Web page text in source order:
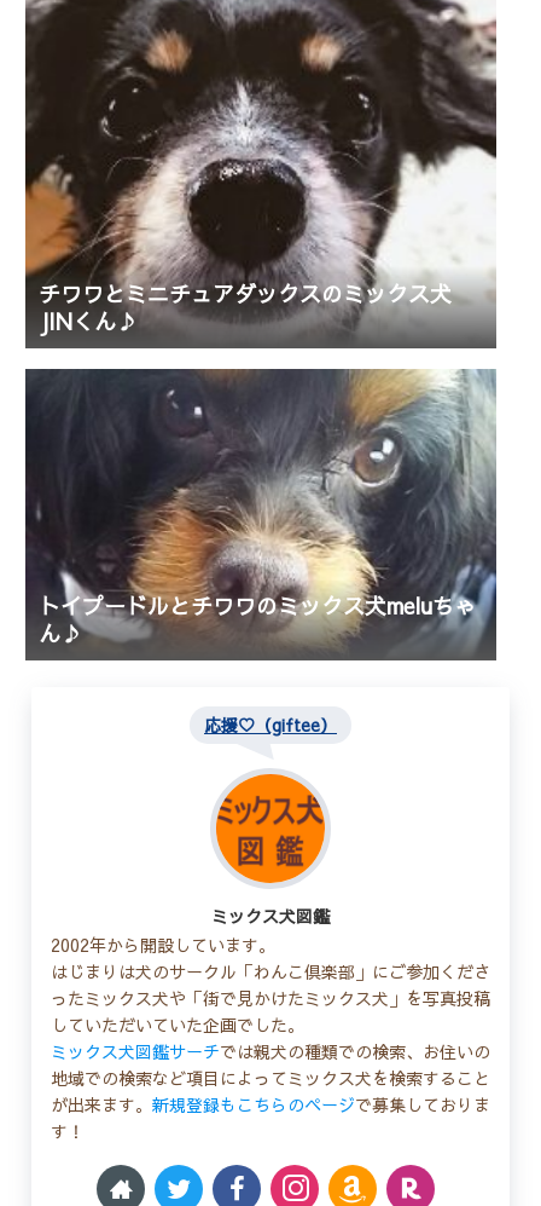
チワワとミニチュアダックスのミックス犬
JINくん♪
トイプードルとチワワのミックス犬meluちゃ
ん♪
応援♡（giftee）
ミックス犬図鑑
2002年から開設しています。
はじまりは犬のサークル「わんこ倶楽部」にご参加くださ
ったミックス犬や「街で見かけたミックス犬」を写真投稿
していただいていた企画でした。
ミックス犬図鑑サーチでは親犬の種類での検索、お住いの
地域での検索など項目によってミックス犬を検索すること
が出来ます。 新規登録もこちらのページで募集しておりま
す！